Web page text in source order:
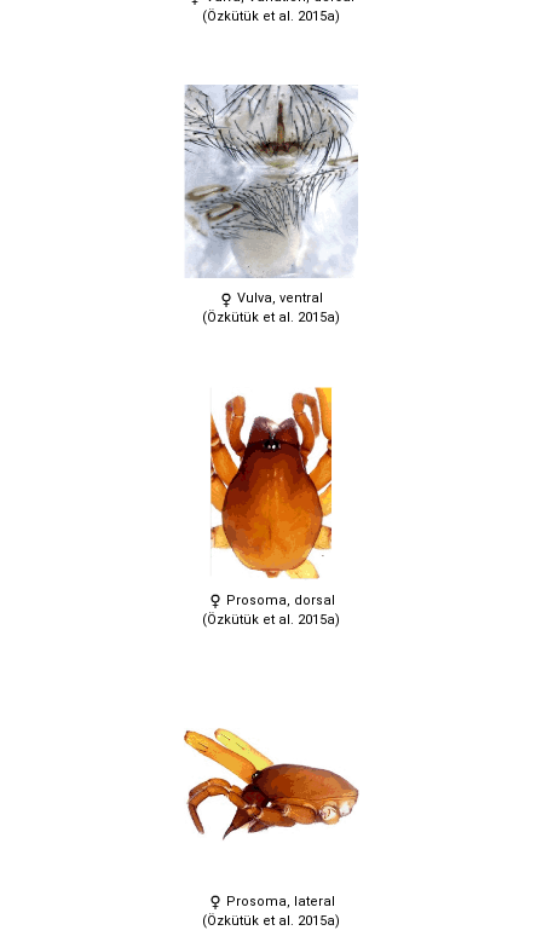
(Özkütük et al. 2015a)
Vulva, ventral
(Özkütük et al. 2015a)
Prosoma, dorsal
(Özkütük et al. 2015a)
Prosoma, lateral
(Özkütük et al. 2015a)